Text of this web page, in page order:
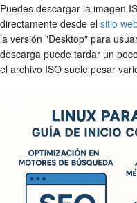
Puedes descargar la imagen
directamente desde el sitio
la versión "Desktop" para
descarga puede tardar un
el archivo ISO suele pesar